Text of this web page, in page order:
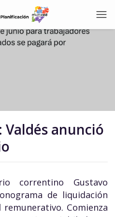
Valdés anunció
correntino Gustavo
de liquidación
Comienza